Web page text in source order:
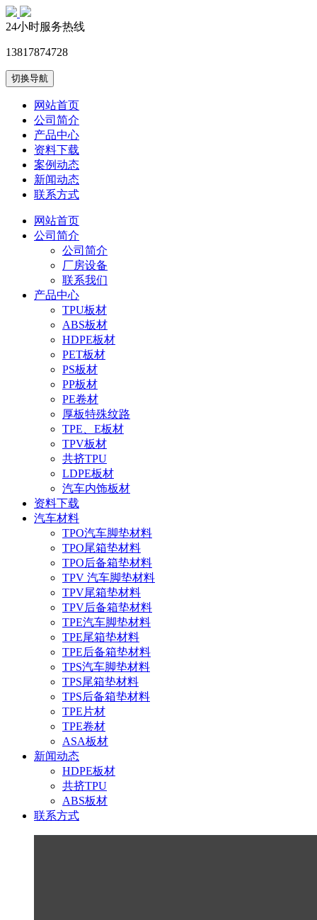
24小时服务热线
13817874728
切换导航
网站首页
公司简介
产品中心
资料下载
案例动态
新闻动态
联系方式
网站首页
公司简介
公司简介
厂房设备
联系我们
产品中心
TPU板材
ABS板材
HDPE板材
PET板材
PS板材
PP板材
PE卷材
厚板特殊纹路
TPE、E板材
TPV板材
共挤TPU
LDPE板材
汽车内饰板材
资料下载
汽车材料
TPO汽车脚垫材料
TPO尾箱垫材料
TPO后备箱垫材料
TPV 汽车脚垫材料
TPV尾箱垫材料
TPV后备箱垫材料
TPE汽车脚垫材料
TPE尾箱垫材料
TPE后备箱垫材料
TPS汽车脚垫材料
TPS尾箱垫材料
TPS后备箱垫材料
TPE片材
TPE卷材
ASA板材
新闻动态
HDPE板材
共挤TPU
ABS板材
联系方式